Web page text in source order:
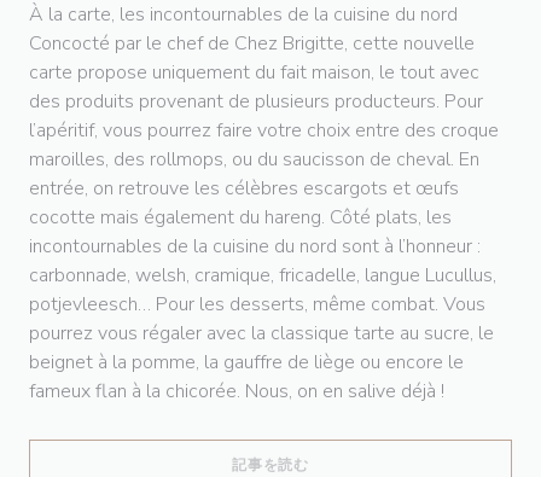
À la carte, les incontournables de la cuisine du nord
Concocté par le chef de Chez Brigitte, cette nouvelle
carte propose uniquement du fait maison, le tout avec
des produits provenant de plusieurs producteurs. Pour
l’apéritif, vous pourrez faire votre choix entre des croque
maroilles, des rollmops, ou du saucisson de cheval. En
entrée, on retrouve les célèbres escargots et œufs
cocotte mais également du hareng. Côté plats, les
incontournables de la cuisine du nord sont à l’honneur :
carbonnade, welsh, cramique, fricadelle, langue Lucullus,
potjevleesch… Pour les desserts, même combat. Vous
pourrez vous régaler avec la classique tarte au sucre, le
beignet à la pomme, la gauffre de liège ou encore le
fameux flan à la chicorée. Nous, on en salive déjà !
記事を読む